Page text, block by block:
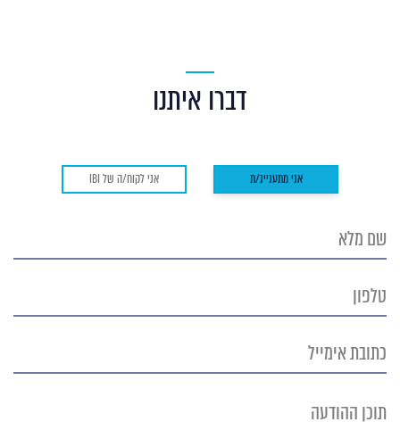
דברו איתנו
אני מתעניינ/ת אני לקוח/ה של IBI
שם
מלא
טלפון
כתובת
אימייל
תוכן